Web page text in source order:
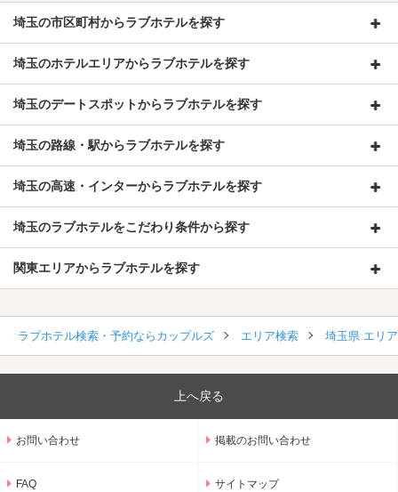
埼玉の市区町村からラブホテルを探す
埼玉のホテルエリアからラブホテルを探す
埼玉のデートスポットからラブホテルを探す
埼玉の路線・駅からラブホテルを探す
埼玉の高速・インターからラブホテルを探す
埼玉のラブホテルをこだわり条件から探す
関東エリアからラブホテルを探す
ラブホテル検索・予約ならカップルズ エリア検索 埼玉県 エリ
上へ戻る
お問い合わせ 掲載のお問い合わせ
FAQ サイトマップ